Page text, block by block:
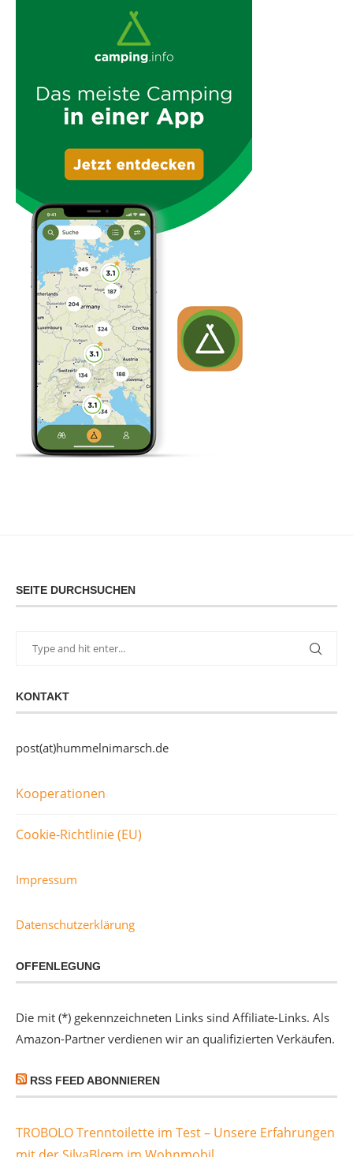
SEITE DURCHSUCHEN
KONTAKT
post(at)hummelnimarsch.de
Kooperationen
Cookie-Richtlinie (EU)
Impressum
Datenschutzerklärung
OFFENLEGUNG
Die mit (*) gekennzeichneten Links sind Affiliate-Links. Als
Amazon-Partner verdienen wir an qualifizierten Verkäufen.
RSS FEED ABONNIEREN
TROBOLO Trenntoilette im Test – Unsere Erfahrungen